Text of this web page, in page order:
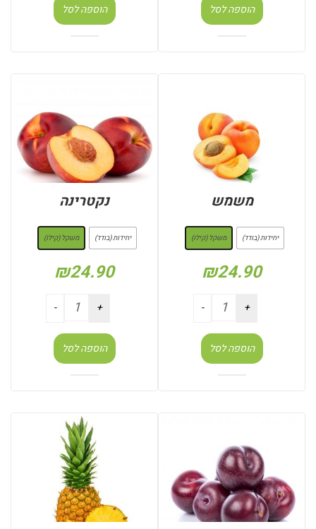
הוספה לסל הוספה לסל
משמש
יחידות (בודד) משקל (קילו)
₪24.90
הוספה לסל
נקטרינה
יחידות (בודד) משקל (קילו)
₪24.90
הוספה לסל